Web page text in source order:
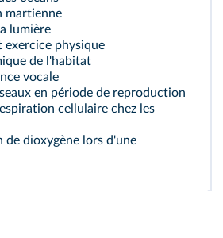
martienne
lumière
exercice physique
de l'habitat
vocale
en période de reproduction
cellulaire chez les
de dioxygène lors d'une